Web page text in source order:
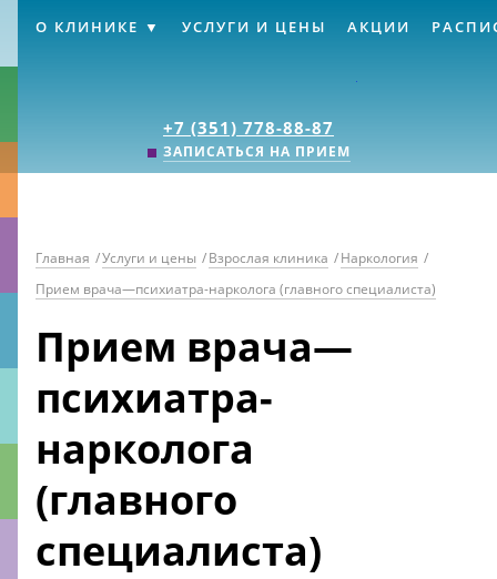
+7 (351) 778-88-87
ЗАПИСАТЬСЯ НА ПРИЕМ
О КЛИНИКЕ УСЛУГИ И ЦЕНЫ АКЦИИ
Главная /Услуги и цены /Взрослая клиника /Наркология /
Прием врача—психиатра-нарколога (главного специалиста)
Прием врача—
психиатра-
нарколога
(главного
специалиста)